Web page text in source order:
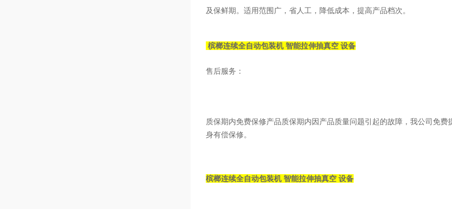
及保鲜期。适用范围广，省人工，降低成本，提高产品档次。
槟榔连续全自动包装机 智能拉伸抽真空 设备
售后服务：
质保期内免费保修产品质保期内因产品质量问题引起的故障，我公司免
身有偿保修。
槟榔连续全自动包装机 智能拉伸抽真空 设备